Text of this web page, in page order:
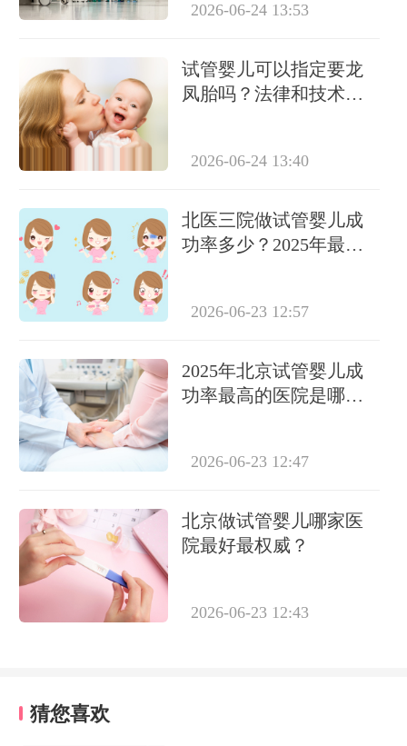
2026-06-24 13:53
试管婴儿可以指定要龙
凤胎吗？法律和技术层
2026-06-24 13:40
北医三院做试管婴儿成
功率多少？2025年最新
2026-06-23 12:57
2025年北京试管婴儿成
功率最高的医院是哪
2026-06-23 12:47
北京做试管婴儿哪家医
院最好最权威？
2026-06-23 12:43
猜您喜欢